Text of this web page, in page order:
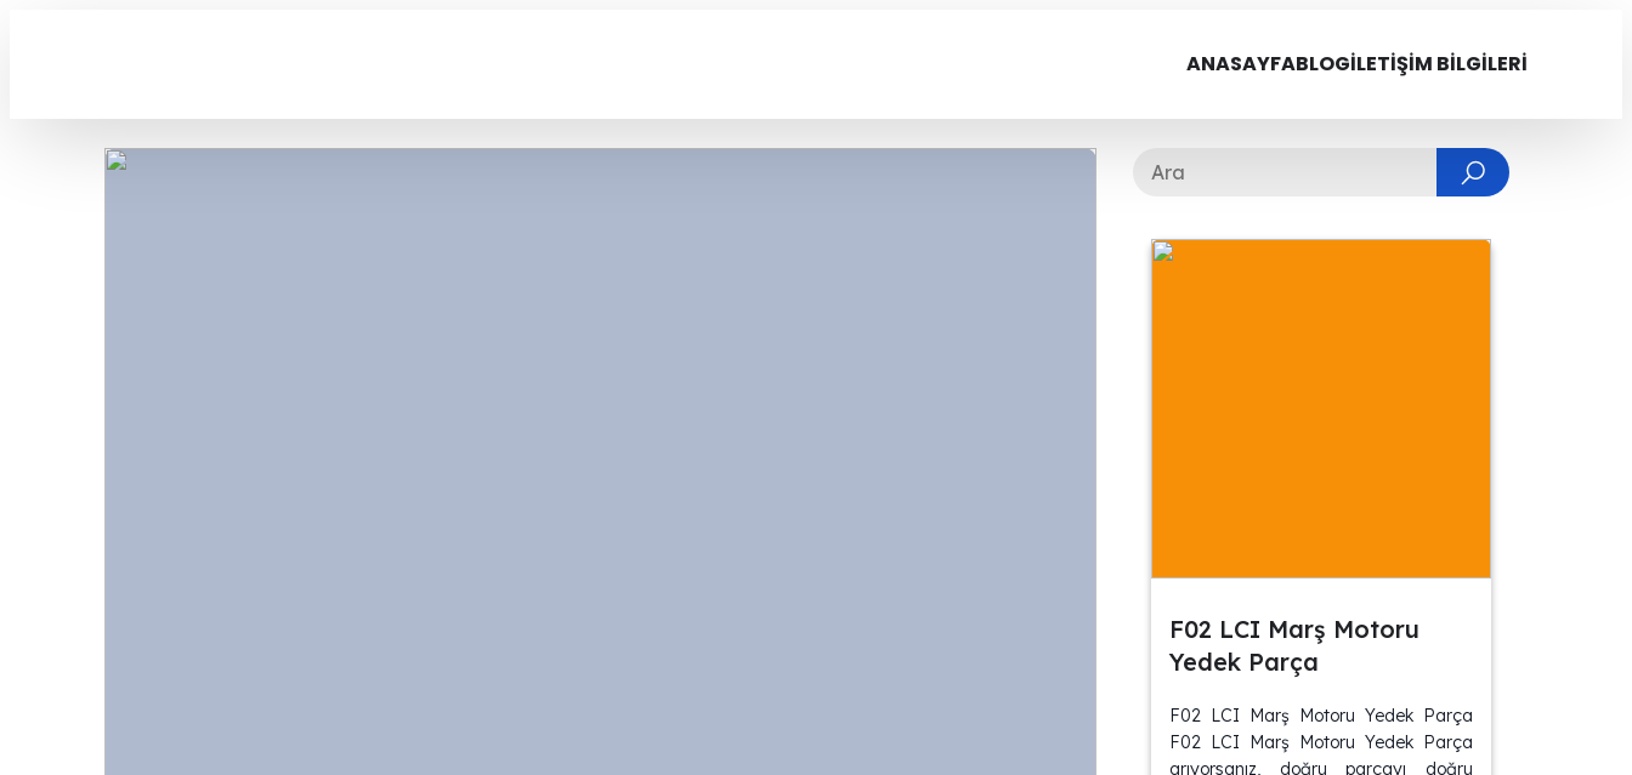
ANASAYFABLOGİLETIŞIM BILGILERI
F02 LCI Marş Motoru
Yedek Parça
F02 LCI Marş Motoru Yedek Parça
F02 LCI Marş Motoru Yedek Parça
arıyorsanız, doğru parçayı doğru